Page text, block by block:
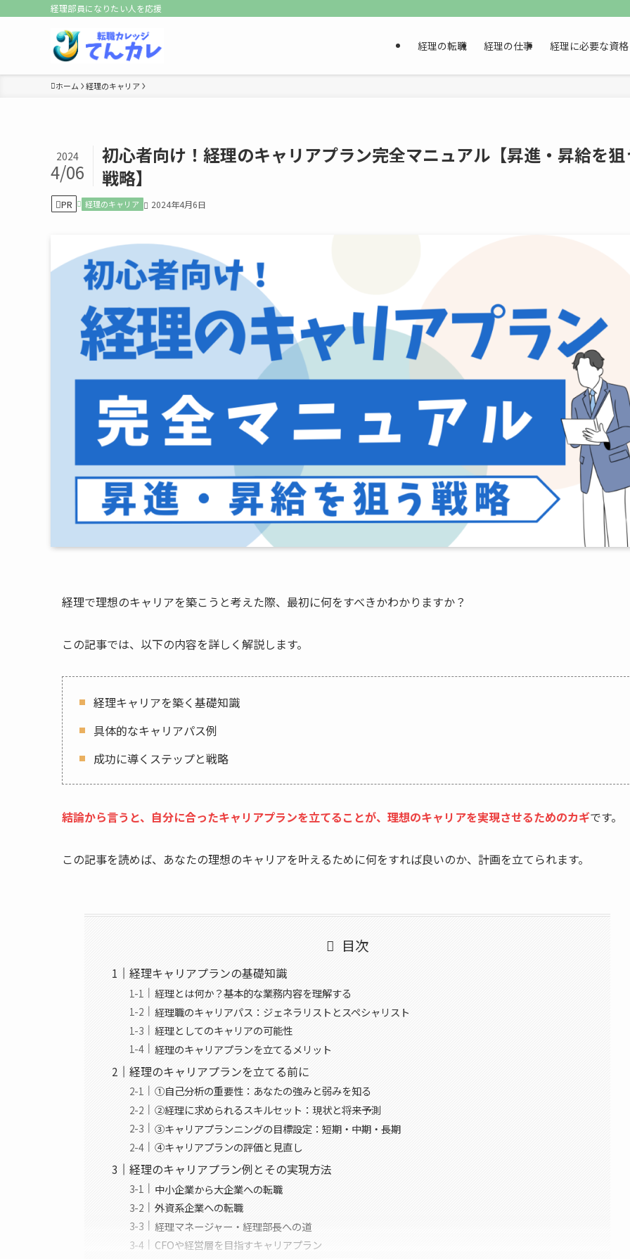
経理部員になりたい人を応援
経理の転職 経理の仕事 経理に必要な資
ホーム 経理のキャリア
初心者向け！経理のキャリアプラン完全マニュアル【昇進・昇給を狙
戦略】
2024
4/06
PR 経理のキャリア 2024年4月6日
経理で理想のキャリアを築こうと考えた際、最初に何をすべきかわかりますか？
この記事では、以下の内容を詳しく解説します。
経理キャリアを築く基礎知識
具体的なキャリアパス例
成功に導くステップと戦略
結論から言うと、自分に合ったキャリアプランを立てることが、 理想のキャリアを実現させるためのカギです。
この記事を読めば、あなたの理想のキャリアを叶えるために何をすれば良いのか、計画を立てられます。
目次
経理キャリアプランの基礎知識
経理とは何か？基本的な業務内容を理解する
経理職のキャリアパス：ジェネラリストとスペシャリスト
経理としてのキャリアの可能性
経理のキャリアプランを立てるメリット
経理のキャリアプランを立てる前に
①自己分析の重要性：あなたの強みと弱みを知る
②経理に求められるスキルセット：現状と将来予測
③キャリアプランニングの目標設定：短期・中期・長期
④キャリアプランの評価と見直し
経理のキャリアプラン例とその実現方法
中小企業から大企業への転職
外資系企業への転職
経理マネージャー・経理部長への道
CFOや経営層を目指すキャリアプラン